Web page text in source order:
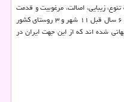
زیبایی، اصالت، مرغوبیت و قدمت
در جهان بی نظیر و شناخته شده است و در طول ۶ سال قبل ۱۱ شهر و ۳ روستای کشور
شده اند که از این جهت ایران در